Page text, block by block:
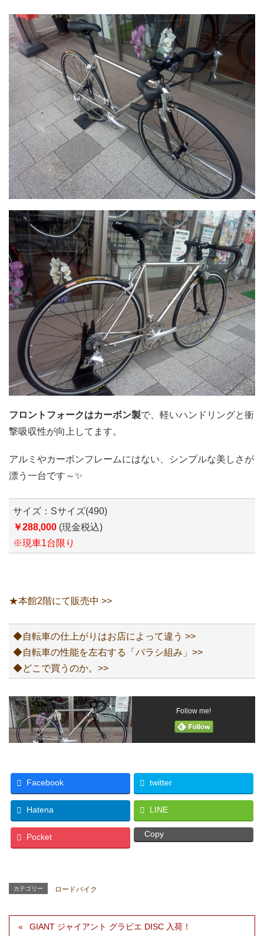
フロントフォークはカーボン製で、軽いハンドリングと衝
撃吸収性が向上してます。
アルミやカーボンフレームにはない、シンプルな美しさが
漂う一台です～✨
サイズ：Sサイズ(490)
￥288,000 (現金税込)
※現車1台限り
★本館2階にて販売中 >>
◆自転車の仕上がりはお店によって違う >>
◆自転車の性能を左右する「バラシ組み」>>
◆どこで買うのか。>>
Follow me!
Facebook twitter
Hatena LINE
Pocket Copy
カテゴリー ロードバイク
GIANT ジャイアント グラビエ DISC 入荷！